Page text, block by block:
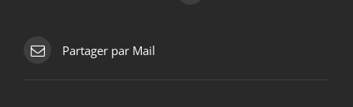
Partager par Mail